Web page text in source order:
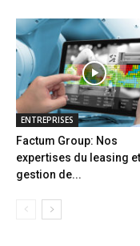
ENTREPRISES
Factum Group: Nos
expertises du leasing
gestion de...